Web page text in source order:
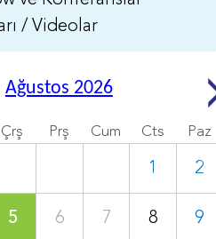
/ Videolar
Ağustos 2026
Çrş Prş Cum Cts Paz
1 2
5 6 7 8 9